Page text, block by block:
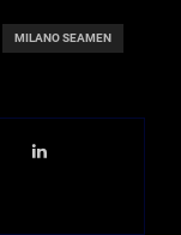
MILANO SEAMEN